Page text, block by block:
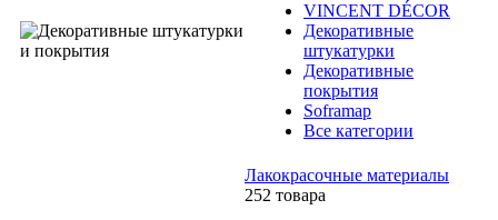
VINCENT DÉCOR
Декоративные
штукатурки
Декоративные
покрытия
Soframap
Все категории
Лакокрасочные материалы
252 товара